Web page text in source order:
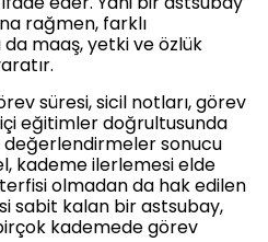
rağmen, farklı
maaş, yetki ve özlük
süresi, sicil notları, görev
eğitimler doğrultusunda
değerlendirmeler sonucu
kademe ilerlemesi elde
olmadan da hak edilen
sabit kalan bir astsubay,
kademede görev